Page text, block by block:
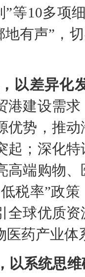
”等10多项
地有声”，
以差异化
港建设需
优势，推
起；深化
高端购物
税率”政
全球优质
医药产业体
以系统思